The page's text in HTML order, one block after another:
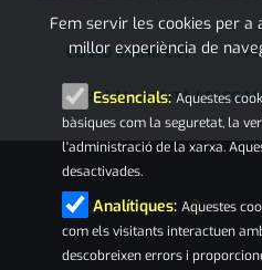
COVID MANIFEST
PALAU-SOLITÀ I
Fem servir les cookies per a
millor experiència de
Essencials: Aquestes
bàsiques com la seguretat, la
l'administració de la xarxa.
desactivades.
Analítiques: Aquestes
com els visitants interactuen
descobreixen errors i